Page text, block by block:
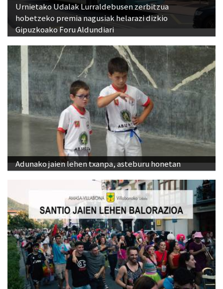
Urnietako Udalak Lurraldebusen zerbitzua
hobetzeko premia nagusiak helarazi dizkio
Gipuzkoako Foru Aldundiari
Adunako jaien lehen txanpa, asteburu honetan